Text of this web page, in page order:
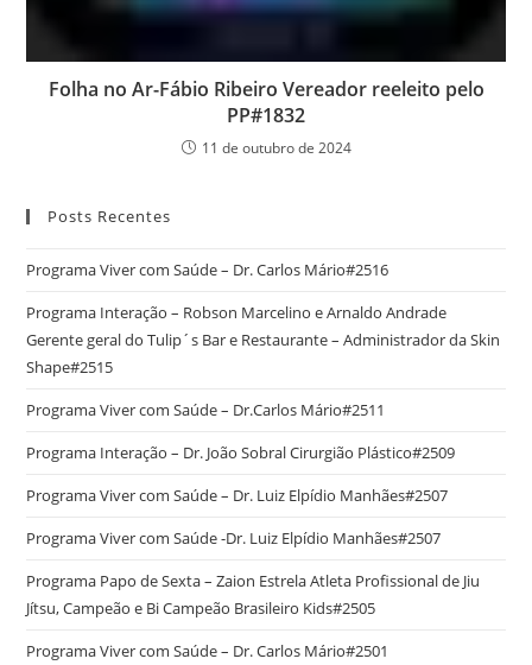
Folha no Ar-Fábio Ribeiro Vereador reeleito pelo
PP#1832
11 de outubro de 2024
Posts Recentes
Programa Viver com Saúde – Dr. Carlos Mário#2516
Programa Interação – Robson Marcelino e Arnaldo Andrade
Gerente geral do Tulip´s Bar e Restaurante – Administrador da Skin
Shape#2515
Programa Viver com Saúde – Dr.Carlos Mário#2511
Programa Interação – Dr. João Sobral Cirurgião Plástico#2509
Programa Viver com Saúde – Dr. Luiz Elpídio Manhães#2507
Programa Viver com Saúde -Dr. Luiz Elpídio Manhães#2507
Programa Papo de Sexta – Zaion Estrela Atleta Profissional de Jiu
Jítsu, Campeão e Bi Campeão Brasileiro Kids#2505
Programa Viver com Saúde – Dr. Carlos Mário#2501